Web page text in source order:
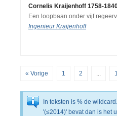
Cornelis Kraijenhoff 1758-
Een loopbaan onder vijf
Ingenieur Kraijenhoff
« Vorige 1 2 ...
In teksten is % de
'(≤2014)' bevat dan is het